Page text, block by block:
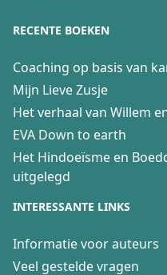
RECENTE BOEKEN
Coaching op basis van
Mijn Lieve Zusje
Het verhaal van Willem
EVA Down to earth
Het Hindoeïsme en
uitgelegd
INTERESSANTE LINKS
Informatie voor auteurs
Veel gestelde vragen